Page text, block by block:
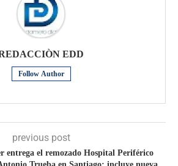
EDD
Follow Author
previous post
entrega el remozado Hospital Periférico